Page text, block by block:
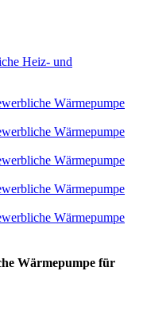
Wärmepumpe für